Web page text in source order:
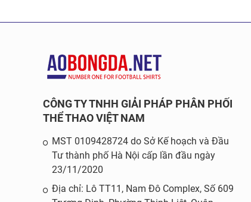
CÔNG TY TNHH GIẢI PHÁP PHÂN PHỐI
THỂ THAO VIỆT NAM
MST 0109428724 do Sở Kế hoạch và Đầu
Tư thành phố Hà Nội cấp lần đầu ngày
23/11/2020
Địa chỉ: Lô TT11, Nam Đô Complex, Số 609